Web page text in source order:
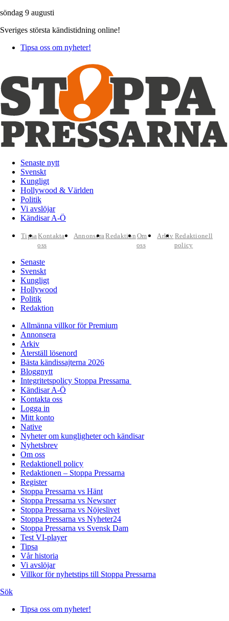
söndag 9 augusti
Sveriges största kändistidning online!
Tipsa oss om nyheter!
Senaste nytt
Svenskt
Kungligt
Hollywood & Världen
Politik
Vi avslöjar
Kändisar A-Ö
TipsaKontakta
oss
AnnonseraRedaktion Om
oss
Arkiv Redaktionell
policy
Senaste
Svenskt
Kungligt
Hollywood
Politik
Redaktion
Allmänna villkor för Premium
Annonsera
Arkiv
Återställ lösenord
Bästa kändissajterna 2026
Bloggnytt
Integritetspolicy Stoppa Pressarna
Kändisar A-Ö
Kontakta oss
Logga in
Mitt konto
Native
Nyheter om kungligheter och kändisar
Nyhetsbrev
Om oss
Redaktionell policy
Redaktionen – Stoppa Pressarna
Register
Stoppa Pressarna vs Hänt
Stoppa Pressarna vs Newsner
Stoppa Pressarna vs Nöjeslivet
Stoppa Pressarna vs Nyheter24
Stoppa Pressarna vs Svensk Dam
Test VI-player
Tipsa
Vår historia
Vi avslöjar
Villkor för nyhetstips till Stoppa Pressarna
Sök
Tipsa oss om nyheter!